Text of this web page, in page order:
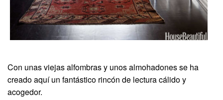
Con unas viejas alfombras y unos almohadones se ha
creado aquí un fantástico rincón de lectura cálido y
acogedor.